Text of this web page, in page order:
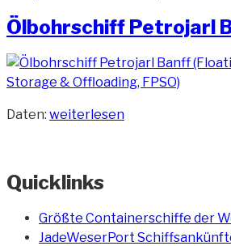
Ölbohrschiff Petrojarl
Daten: „Ölbohrschiff
weiterlesen
Quicklinks
Größte Containerschiffe der
JadeWeserPort